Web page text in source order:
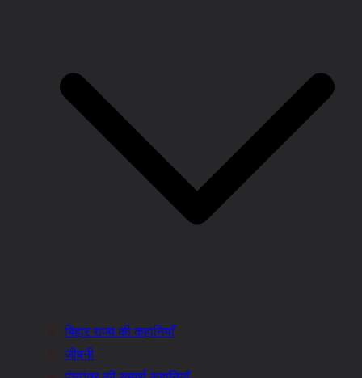
बिहार राज्य की कहानियाँ
जीवनी